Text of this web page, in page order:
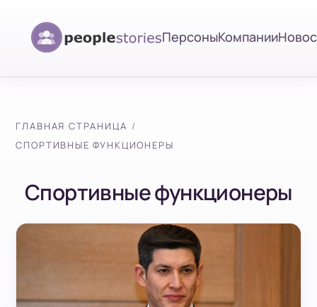
ПерсоныКомпании
ГЛАВНАЯ СТРАНИЦА
СПОРТИВНЫЕ ФУНКЦИОНЕРЫ
Спортивные функционеры